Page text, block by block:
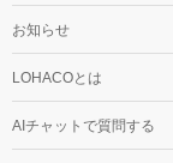
お知らせ
LOHACOとは
AIチャットで質問する